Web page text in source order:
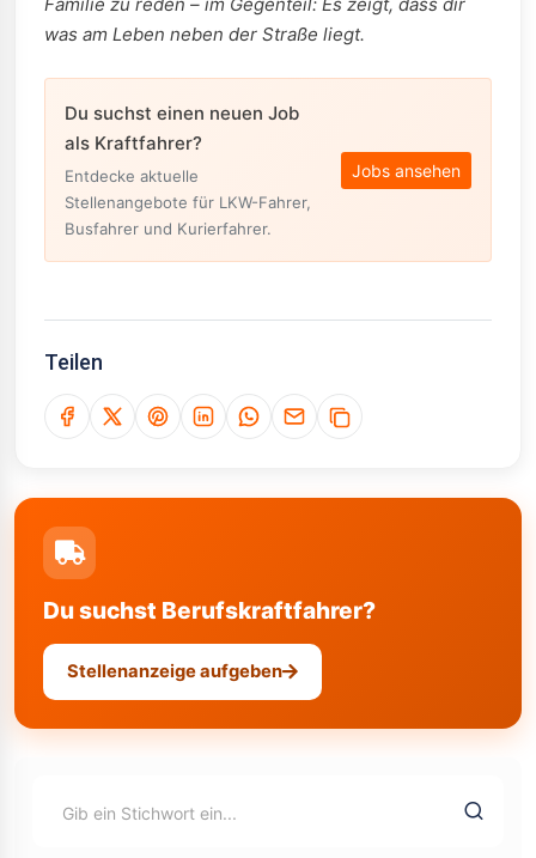
was am Leben neben der Straße liegt.
Du suchst einen neuen Job
als Kraftfahrer?
Entdecke aktuelle
Stellenangebote für LKW-Fahrer,
Busfahrer und Kurierfahrer.
Jobs ansehen
Teilen
Du suchst Berufskraftfahrer?
Stellenanzeige aufgeben